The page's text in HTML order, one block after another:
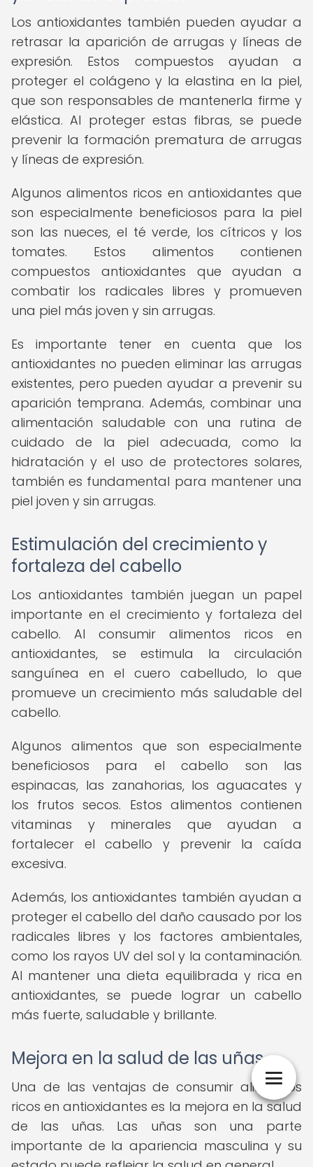
Los antioxidantes también pueden ayudar a
retrasar la aparición de arrugas y líneas de
expresión. Estos compuestos ayudan a
proteger el colágeno y la elastina en la piel,
que son responsables de mantenerla firme y
elástica. Al proteger estas fibras, se puede
prevenir la formación prematura de arrugas
y líneas de expresión.
Algunos alimentos ricos en antioxidantes que
son especialmente beneficiosos para la piel
son las nueces, el té verde, los cítricos y los
tomates. Estos alimentos contienen
compuestos antioxidantes que ayudan a
combatir los radicales libres y promueven
una piel más joven y sin arrugas.
Es importante tener en cuenta que los
antioxidantes no pueden eliminar las arrugas
existentes, pero pueden ayudar a prevenir su
aparición temprana. Además, combinar una
alimentación saludable con una rutina de
cuidado de la piel adecuada, como la
hidratación y el uso de protectores solares,
también es fundamental para mantener una
piel joven y sin arrugas.
Estimulación del crecimiento y
fortaleza del cabello
Los antioxidantes también juegan un papel
importante en el crecimiento y fortaleza del
cabello. Al consumir alimentos ricos en
antioxidantes, se estimula la circulación
sanguínea en el cuero cabelludo, lo que
promueve un crecimiento más saludable del
cabello.
Algunos alimentos que son especialmente
beneficiosos para el cabello son las
espinacas, las zanahorias, los aguacates y
los frutos secos. Estos alimentos contienen
vitaminas y minerales que ayudan a
fortalecer el cabello y prevenir la caída
excesiva.
Además, los antioxidantes también ayudan a
proteger el cabello del daño causado por los
radicales libres y los factores ambientales,
como los rayos UV del sol y la contaminación.
Al mantener una dieta equilibrada y rica en
antioxidantes, se puede lograr un cabello
más fuerte, saludable y brillante.
Mejora en la salud de las uñas
Una de las ventajas de consumir alimentos
ricos en antioxidantes es la mejora en la salud
de las uñas. Las uñas son una parte
importante de la apariencia masculina y su